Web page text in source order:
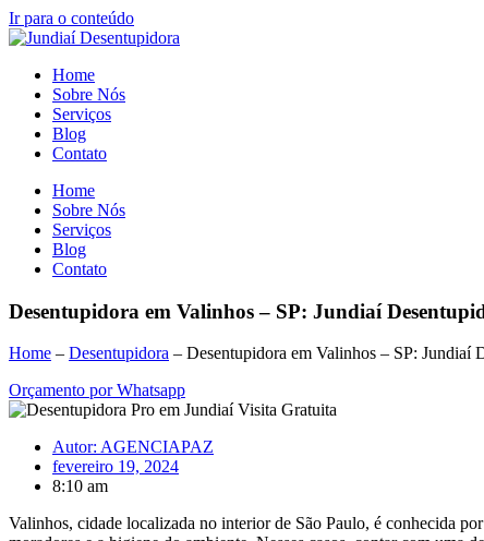
Ir para o conteúdo
Home
Sobre Nós
Serviços
Blog
Contato
Home
Sobre Nós
Serviços
Blog
Contato
Desentupidora em Valinhos – SP: Jundiaí
Home – Desentupidora – Desentupidora em Valinhos – SP: Jundiaí
Orçamento por Whatsapp
Autor: AGENCIAPAZ
fevereiro 19, 2024
8:10 am
Valinhos, cidade localizada no interior de São Paulo, é conhecida